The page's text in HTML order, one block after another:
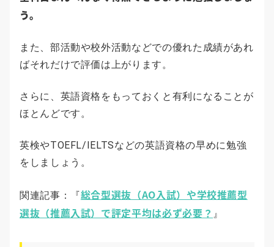
う。
また、部活動や校外活動などでの優れた成績があれ
ばそれだけで評価は上がります。
さらに、英語資格をもっておくと有利になることが
ほとんどです。
英検やTOEFL/IELTSなどの英語資格の早めに勉強
をしましょう。
関連記事：『総合型選抜（AO入試）や学校推薦型
選抜（推薦入試）で評定平均は必ず必要？ 』